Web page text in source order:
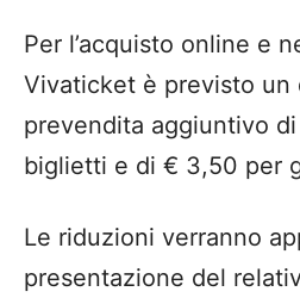
Per l’acquisto online e
Vivaticket è previsto un
prevendita aggiuntivo
biglietti e di € 3,50 per
Le riduzioni verranno
presentazione del